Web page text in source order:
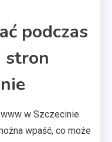
podczas
stron
w Szczecinie
wpaść, co może